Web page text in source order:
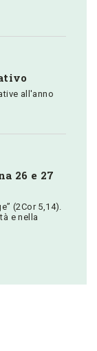
all'anno
26 e 27
(2Cor 5,14).
e nella